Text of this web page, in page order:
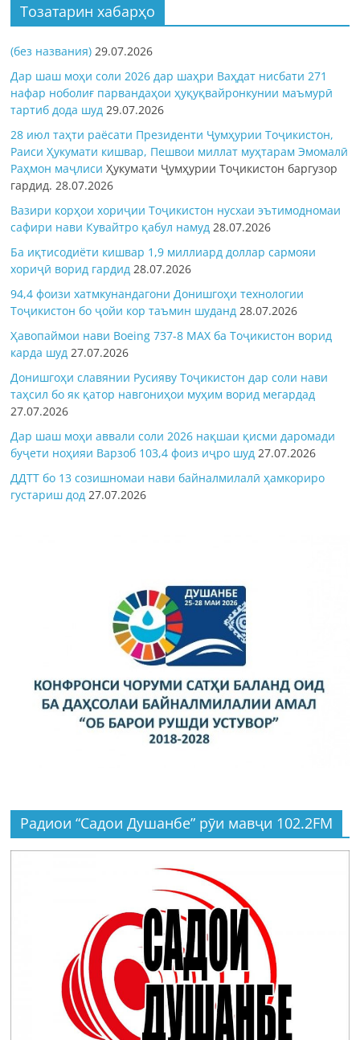
Тозатарин хабарҳо
(без названия) 29.07.2026
Дар шаш моҳи соли 2026 дар шаҳри Ваҳдат нисбати 271
нафар ноболиғ парвандаҳои ҳуқуқвайронкунии маъмурӣ
тартиб дода шуд 29.07.2026
28 июл таҳти раёсати Президенти Ҷумҳурии Тоҷикистон,
Раиси Ҳукумати кишвар, Пешвои миллат муҳтарам Эмомалӣ
Раҳмон маҷлисиҲукумати Ҷумҳурии Тоҷикистон баргузор
гардид. 28.07.2026
Вазири корҳои хориҷии Тоҷикистон нусхаи эътимодномаи
сафири нави Кувайтро қабул намуд 28.07.2026
Ба иқтисодиёти кишвар 1,9 миллиард доллар сармояи
хориҷӣ ворид гардид 28.07.2026
94,4 фоизи хатмкунандагони Донишгоҳи технологии
Тоҷикистон бо ҷойи кор таъмин шуданд 28.07.2026
Ҳавопаймои нави Boeing 737-8 MAX ба Тоҷикистон ворид
карда шуд 27.07.2026
Донишгоҳи славянии Русияву Тоҷикистон дар соли нави
таҳсил бо як қатор навгониҳои муҳим ворид мегардад
27.07.2026
Дар шаш моҳи аввали соли 2026 нақшаи қисми даромади
буҷети ноҳияи Варзоб 103,4 фоиз иҷро шуд 27.07.2026
ДДТТ бо 13 созишномаи нави байналмилалӣ ҳамкориро
густариш дод 27.07.2026
Радиои “Садои Душанбе” рӯи мавҷи 102.2FM